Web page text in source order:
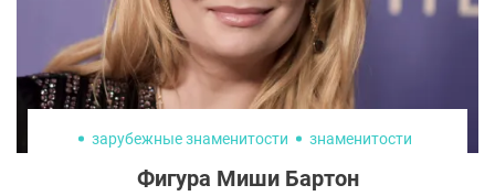
дряблости шеи и подбородка? Секрет – в
своевременном посещении пластического
хирурга.
зарубежные знаменитости знаменитости
Фигура Миши Бартон